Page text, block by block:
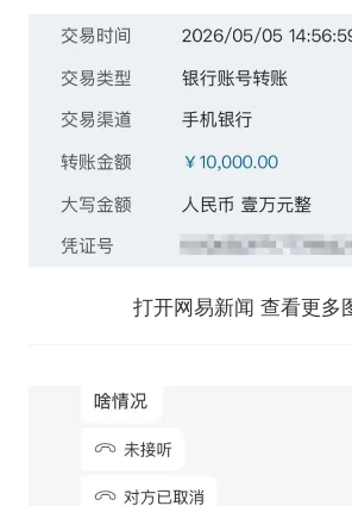
打开网易新闻 查看更多